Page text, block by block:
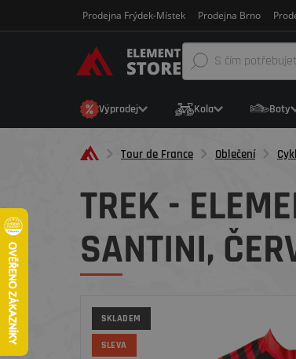
Prodejna Frýdek-Místek Prodejna Brno
Výprodej Kola Boty
Tour de France Oblečení
TREK -
SANTINI,
SKLADEM
SLEVA